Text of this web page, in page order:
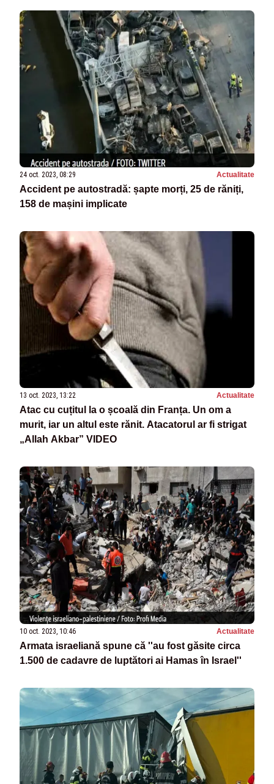
24 oct. 2023, 08:29 Actualitate
Accident pe autostradă: șapte morți, 25 de răniți,
158 de mașini implicate
13 oct. 2023, 13:22 Actualitate
Atac cu cuțitul la o școală din Franța. Un om a
murit, iar un altul este rănit. Atacatorul ar fi strigat
„Allah Akbar” VIDEO
10 oct. 2023, 10:46 Actualitate
Armata israeliană spune că ''au fost găsite circa
1.500 de cadavre de luptători ai Hamas în Israel''